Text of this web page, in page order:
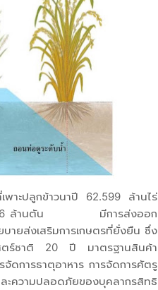
าะปลูกข้าวนาปี 62.599 ล้านไร่
4.996 ล้านตัน มีการส่งออก
ายส่งเสริมการเกษตรที่ยั่งยืน ซึ่ง
สตร์ชาติ 20 ปี มาตรฐานสินค้า
จัดการธาตุอาหาร การจัดการศัตรู
ความปลอดภัยของบุคลากรสิทธิ